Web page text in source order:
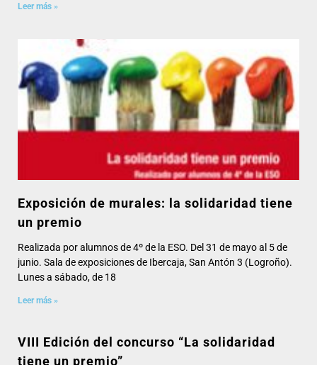
Leer más »
Exposición de murales: la solidaridad tiene
un premio
Realizada por alumnos de 4º de la ESO. Del 31 de mayo al 5 de
junio. Sala de exposiciones de Ibercaja, San Antón 3 (Logroño).
Lunes a sábado, de 18
Leer más »
VIII Edición del concurso “La solidaridad
tiene un premio”